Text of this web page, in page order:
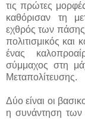
τις πρώτες
καθόρισαν τη
εχθρός των
πολιτισμικός και
ένας
σύμμαχος στη
Μεταπολίτευσης.
Δύο είναι οι
η συνάντηση